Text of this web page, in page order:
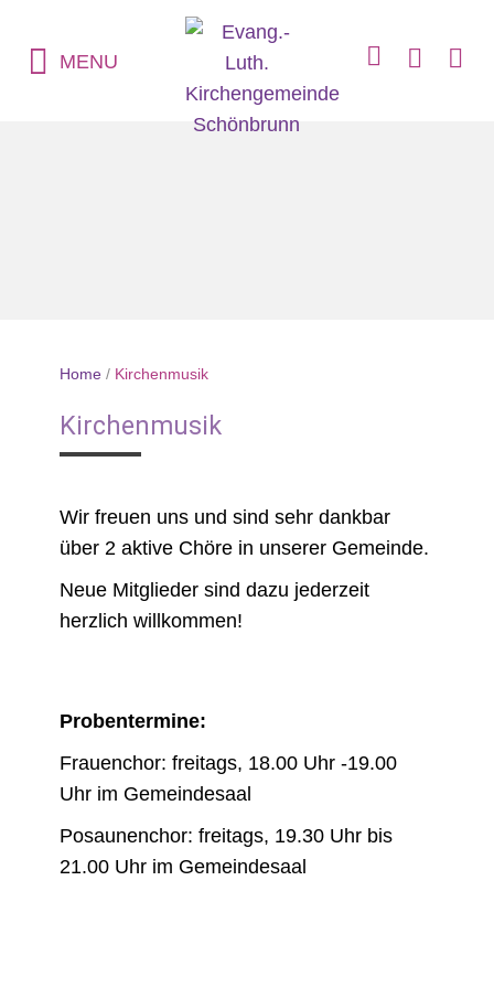
MENU
Home / Kirchenmusik
Kirchenmusik
Wir freuen uns und sind sehr dankbar
über 2 aktive Chöre in unserer Gemeinde.
Neue Mitglieder sind dazu jederzeit
herzlich willkommen!
Probentermine:
Frauenchor: freitags, 18.00 Uhr -19.00
Uhr im Gemeindesaal
Posaunenchor: freitags, 19.30 Uhr bis
21.00 Uhr im Gemeindesaal